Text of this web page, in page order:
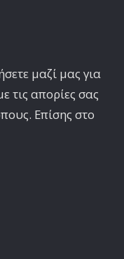
μαζί μας για
τις απορίες σας
Επίσης στο